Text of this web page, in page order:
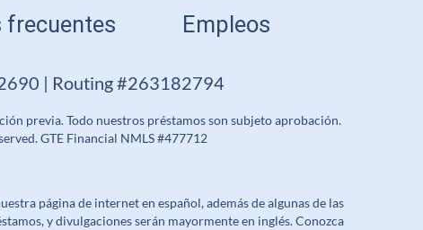
frecuentes Empleos
| Routing #263182794
previa. Todo nuestros préstamos son subjeto aprobación.
GTE Financial NMLS #477712
página de internet en español, además de algunas de las
y divulgaciones serán mayormente en inglés. Conozca